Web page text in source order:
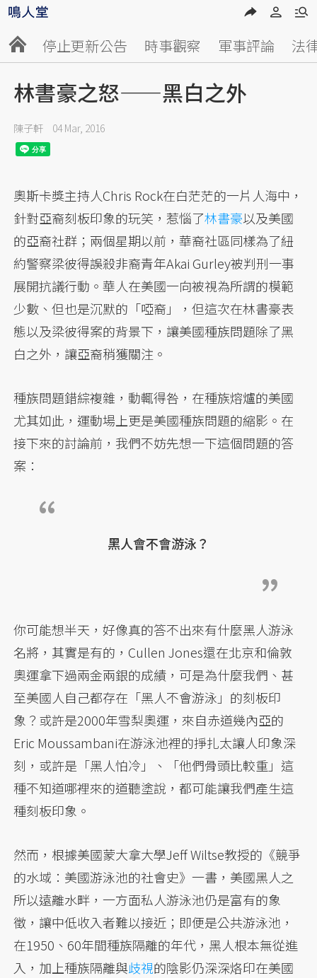
停止更新公告 時事觀察 軍事評論 法
林書豪之怒——黑白之外
陳子軒 04 Mar, 2016
奧斯卡獎主持人Chris Rock在白茫茫的一片人海中，
針對亞裔刻板印象的玩笑，惹惱了林書豪以及美國
的亞裔社群；兩個星期以前，華裔社區同樣為了紐
約警察梁彼得誤殺非裔青年Akai Gurley被判刑一事
展開抗議行動。華人在美國一向被視為所謂的模範
少數、但也是沉默的「啞裔」，但這次在林書豪表
態以及梁彼得案的背景下，讓美國種族問題除了黑
白之外，讓亞裔稍獲關注。
種族問題錯綜複雜，動輒得咎，在種族熔爐的美國
尤其如此，運動場上更是美國種族問題的縮影。在
接下來的討論前，我們不妨先想一下這個問題的答
案：
黑人會不會游泳？
你可能想半天，好像真的答不出來有什麼黑人游泳
名將，其實是有的，Cullen Jones還在北京和倫敦
奧運拿下過兩金兩銀的成績，可是為什麼我們、甚
至美國人自己都存在「黑人不會游泳」的刻板印
象？或許是2000年雪梨奧運，來自赤道幾內亞的
Eric Moussambani在游泳池裡的掙扎太讓人印象深
刻，或許是「黑人怕冷」、「他們骨頭比較重」這
種不知道哪裡來的道聽塗說，都可能讓我們產生這
種刻板印象。
然而，根據美國蒙大拿大學Jeff Wiltse教授的《競爭
的水域：美國游泳池的社會史》一書，美國黑人之
所以遠離水畔，一方面私人游泳池仍是富有的象
徵，讓中低收入者難以接近；即便是公共游泳池，
在1950、60年間種族隔離的年代，黑人根本無從進
入，加上種族隔離與歧視的陰影仍深深烙印在美國